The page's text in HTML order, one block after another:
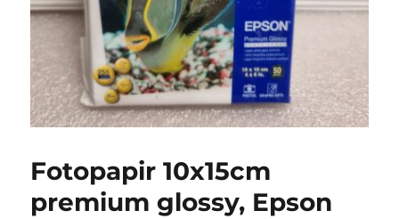
Fotopapir 10x15cm
premium glossy, Epson